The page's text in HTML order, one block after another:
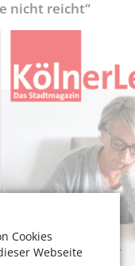
Cookies
Webseite
nicht reicht“